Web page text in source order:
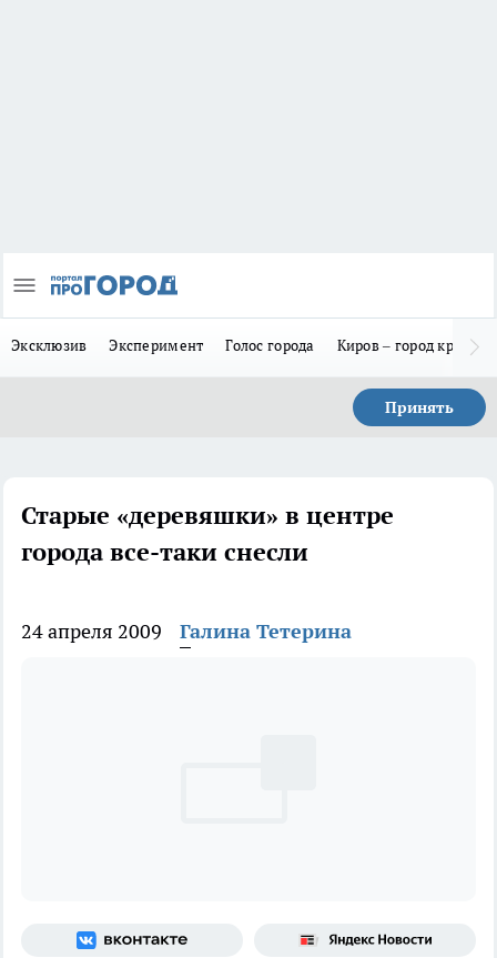
Эксклюзив Эксперимент Голос города Киров – город
Принять
Старые «деревяшки» в центре
города все-таки снесли
24 апреля 2009 Галина Тетерина